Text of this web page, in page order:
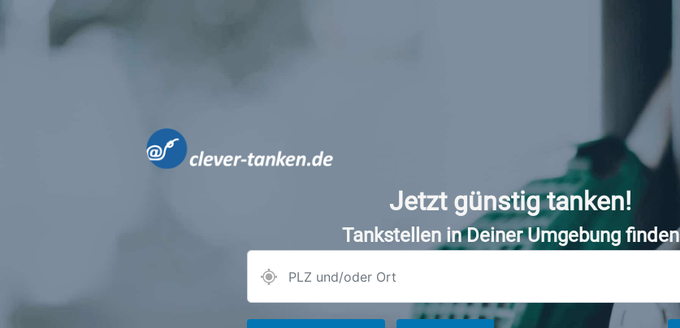
Jetzt günstig tanken!
Tankstellen in Deiner Umgebung finden